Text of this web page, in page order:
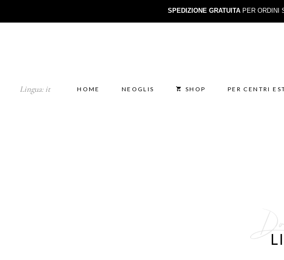
SPEDIZIONE GRATUITA PER ORDINI
Lingua:it HOME NEOGLIS SHOP PER CENTRI